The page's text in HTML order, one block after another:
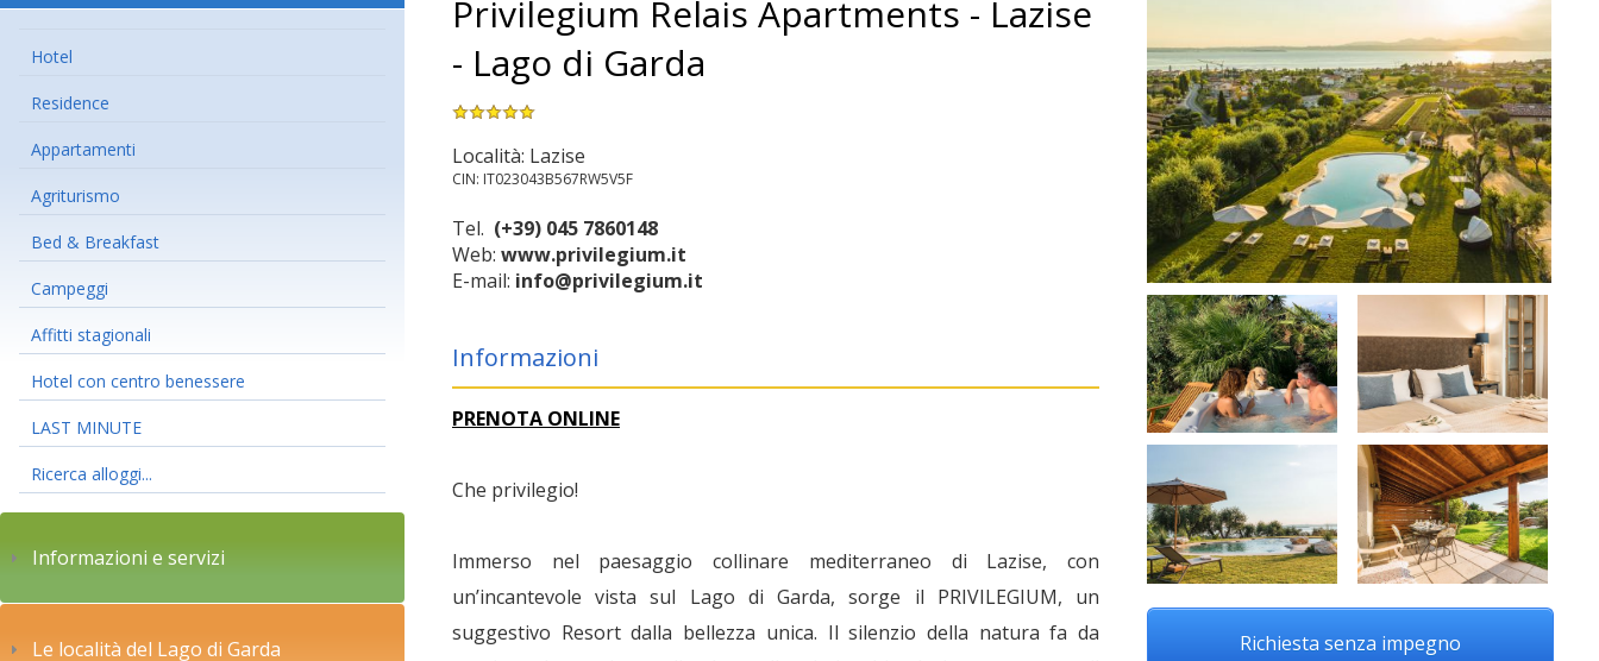
Hotel
Residence
Appartamenti
Agriturismo
Bed & Breakfast
Campeggi
Affitti stagionali
Hotel con centro benessere
LAST MINUTE
Ricerca alloggi...
Informazioni e servizi
Le località del Lago di Garda
Privilegium Relais Apartments - Lazise
- Lago di Garda
Località: Lazise
CIN: IT023043B567RW5V5F
Tel. (+39) 045 7860148
Web: www.privilegium.it
E-mail: info@privilegium.it
Informazioni
PRENOTA ONLINE
Che privilegio!
Immerso nel paesaggio collinare mediterraneo di Lazise, con
un’incantevole vista sul Lago di Garda, sorge il PRIVILEGIUM, un
suggestivo Resort dalla bellezza unica. Il silenzio della natura fa da
Richiesta senza impegno